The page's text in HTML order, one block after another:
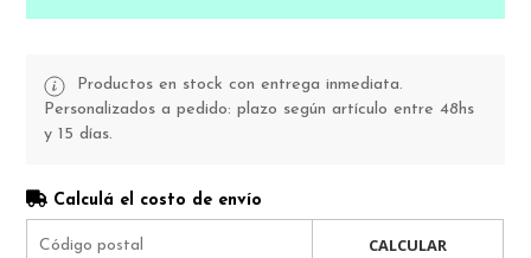
Productos en stock con entrega inmediata.
Personalizados a pedido: plazo según artículo entre 48hs
y 15 días.
Calculá el costo de envío
CALCULAR